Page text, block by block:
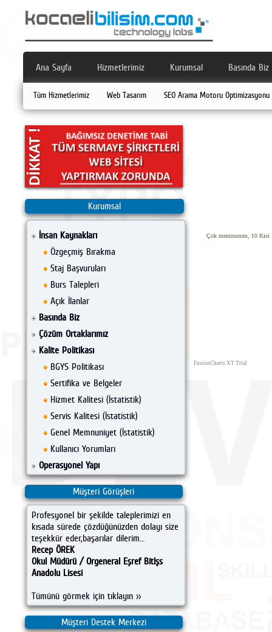
Ana Sayfa Hizmetlerimiz Kurumsal Basında Biz
Tüm Hizmetlerimiz Web Tasarım SEO Arama Motoru Optimizasyonu
Kurumsal
İnsan Kaynakları
Özgeçmiş Bırakma
Staj Başvuruları
Burs Talepleri
Açık İlanlar
Basında Biz
Çözüm Ortaklarımız
Kalite Politikası
BGYS Politikası
Sertifika ve Belgeler
Hizmet Kalitesi (İstatistik)
Servis Kalitesi (İstatistik)
Genel Memnuniyet (İstatistik)
Kullanıcı Yorumları
Operasyonel Yapı
Müşteri Görüşleri
Profesyonel bir şekilde taleplerimizi en
kısada sürede çözdüğünüzden dolayı size
teşekkür eder,başarılar dilerim…
Recep ÖREK
Okul Müdürü / Orgeneral Eşref Bitlşs
Anadolu Lisesi
Tümünü görmek için tıklayın >>
Müşteri Destek Merkezi
Çok memnunum, 10 Kisi
FusionCharts XT Trial